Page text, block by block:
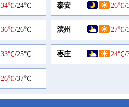
34℃/24℃ 泰安 26℃/
36℃/26℃ 滨州 27℃/
33℃/25℃ 枣庄 24℃/
26℃/37℃